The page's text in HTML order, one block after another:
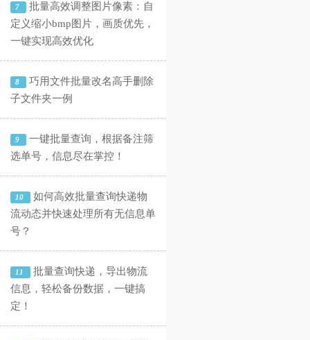
7
批量高效调整图片像素：自
定义缩小bmp图片，画质优先，
一键实现高效优化
8
巧用文件批量改名高手删除
子文件夹一例
9
一键批量查询，根据备注筛
选单号，信息尽在掌控！
10
如何高效批量查询快递物
流动态并快速处理所有无信息单
号？
11
批量查询快递，导出物流
信息，轻松备份数据，一键搞
定！